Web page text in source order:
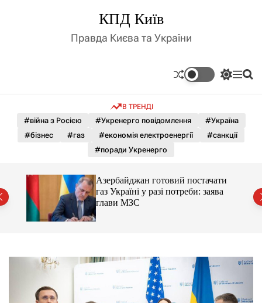
д
у
КПД Київ
Правда Києва та України
П
м
к
о
л
ь
г
о
р
е
ж
М П
В ТРЕНДІ
#війна з Росією #Укренерго повідомлення
#Україна
#бізнес
#газ #економія електроенергії
#санкції
#поради Укренерго
Азербайджан готовий постачати
газ Україні у разі потреби: заява
глави МЗС